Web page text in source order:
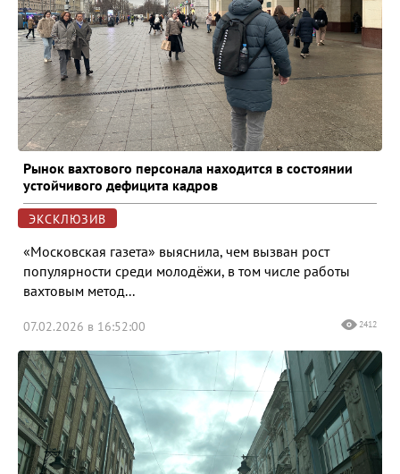
Рынок вахтового персонала находится в состоянии
устойчивого дефицита кадров
ЭКСКЛЮЗИВ
«Московская газета» выяснила, чем вызван рост
популярности среди молодёжи, в том числе работы
вахтовым метод...
07.02.2026 в 16:52:00 2412